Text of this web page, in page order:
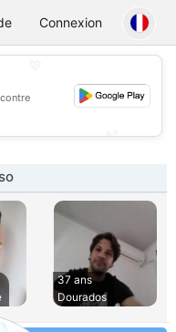
Connexion
37 ans
Dourados